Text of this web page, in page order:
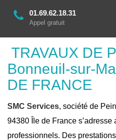
01.69.62.18.31
Appel gratuit
TRAVAUX DE
Bonneuil-sur-
DE FRANCE
SMC Services, société de
94380 Île de France
professionnels. Des